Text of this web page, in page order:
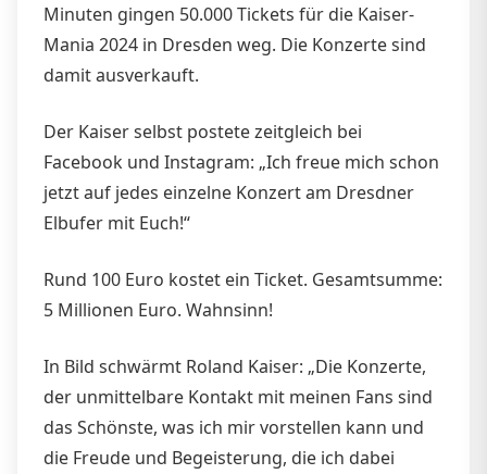
Minuten gingen 50.000 Tickets für die Kaiser-
Mania 2024 in Dresden weg. Die Konzerte sind
damit ausverkauft.
Der Kaiser selbst postete zeitgleich bei
Facebook und Instagram: „Ich freue mich schon
jetzt auf jedes einzelne Konzert am Dresdner
Elbufer mit Euch!“
Rund 100 Euro kostet ein Ticket. Gesamtsumme:
5 Millionen Euro. Wahnsinn!
In Bild schwärmt Roland Kaiser: „Die Konzerte,
der unmittelbare Kontakt mit meinen Fans sind
das Schönste, was ich mir vorstellen kann und
die Freude und Begeisterung, die ich dabei